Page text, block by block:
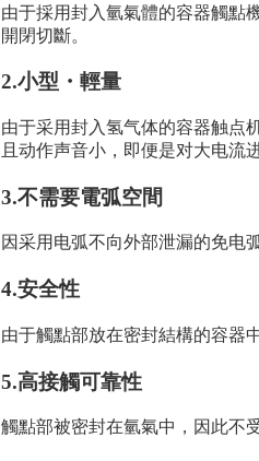
由于採用封入氫氣體的容器觸點
開閉切斷。
2.小型・輕量
由于采用封入氢气体的容器触点
且动作声音小，即便是对大电流
3.不需要電弧空間
因采用电弧不向外部泄漏的免电
4.安全性
由于觸點部放在密封結構的容器
5.高接觸可靠性
觸點部被密封在氫氣中，因此不